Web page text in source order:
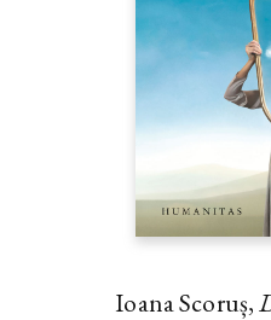
Ioana Scoruș,